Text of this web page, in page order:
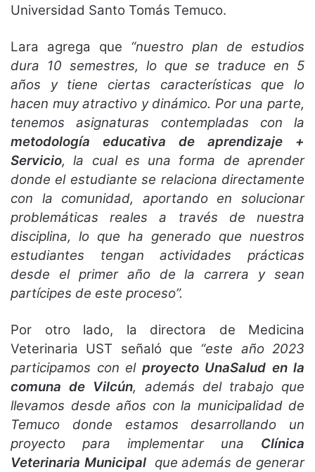
Universidad Santo Tomás Temuco.
Lara agrega que “nuestro plan de estudios
dura 10 semestres, lo que se traduce en 5
años y tiene ciertas características que lo
hacen muy atractivo y dinámico. Por una parte,
tenemos asignaturas contempladas con la
metodología educativa de aprendizaje +
Servicio, la cual es una forma de aprender
donde el estudiante se relaciona directamente
con la comunidad, aportando en solucionar
problemáticas reales a través de nuestra
disciplina, lo que ha generado que nuestros
estudiantes tengan actividades prácticas
desde el primer año de la carrera y sean
partícipes de este proceso”.
Por otro lado, la directora de Medicina
Veterinaria UST señaló que “este año 2023
participamos con el proyecto UnaSalud en la
comuna de Vilcún, además del trabajo que
llevamos desde años con la municipalidad de
Temuco donde estamos desarrollando un
proyecto para implementar una Clínica
Veterinaria Municipalque además de generar